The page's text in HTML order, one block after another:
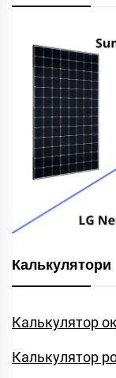
Калькулятори
Калькулятор
Калькулятор